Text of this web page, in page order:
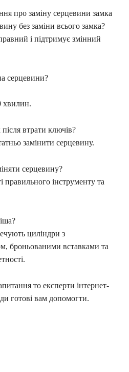
про заміну серцевини замка
без заміни всього замка?
і підтримує змінний
серцевини?
хвилин.
втрати ключів?
замінити серцевину.
серцевину?
правильного інструменту та
циліндри з
броньованими вставками та
то експерти інтернет-
готові вам допомогти.